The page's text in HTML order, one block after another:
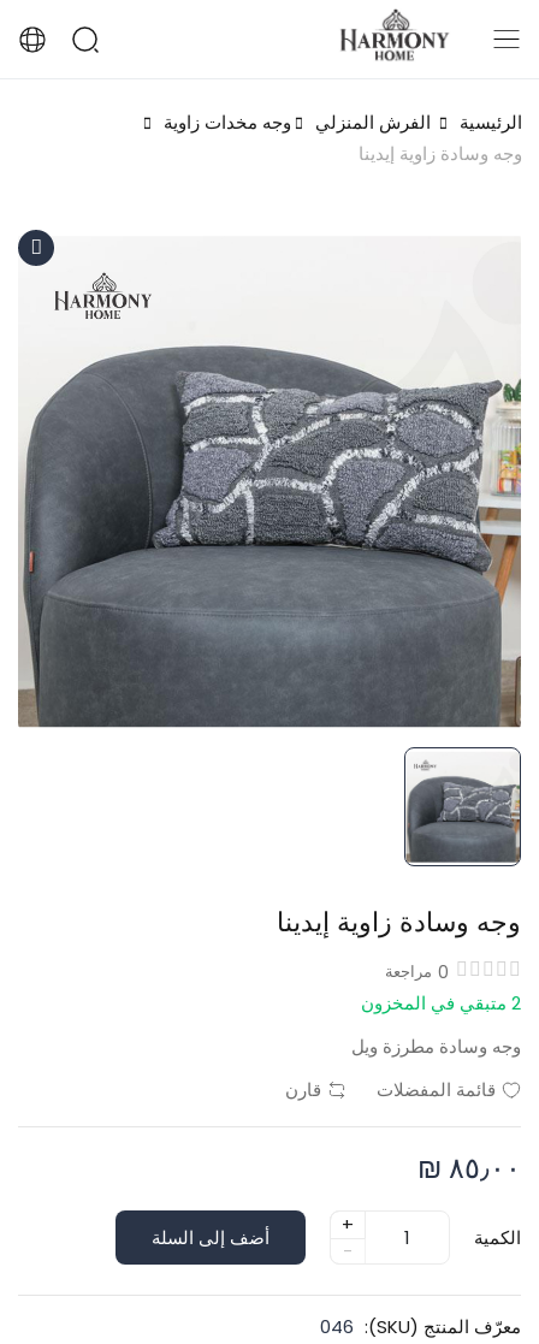
الرئيسية الفرش المنزلي
وجه مخدات زاوية
وجه وسادة زاوية إيدينا
وجه وسادة زاوية إيدينا
0 مراجعة
2 متبقي في المخزون
وجه وسادة مطرزة ويل
قائمة المفضلات
قارن
٨٥٫٠٠ ₪
الكمية
+
-
أضف إلى السلة
معرّف المنتج (SKU):
046